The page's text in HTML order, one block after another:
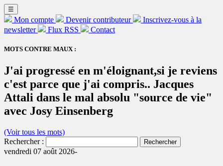
☰
Mon compte Devenir contributeur
Inscrivez-vous à la
newsletter
Flux RSS Contact
MOTS CONTRE MAUX :
J'ai progressé en m'éloignant,si je reviens
c'est parce que j'ai compris.. Jacques
Attali dans le mal absolu "source de vie"
avec Josy Einsenberg
(Voir tous les mots)
Rechercher :
vendredi 07 août 2026-